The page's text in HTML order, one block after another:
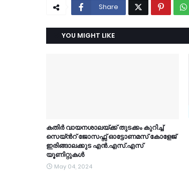
Share
YOU MIGHT LIKE
കതിർ വായനശാലയ്ക്ക് തുടക്കം കുറിച്ച്
സെയ്ൻറ് ജോസഫ്സ് ഓട്ടോണമസ് കോളേജ്
ഇരിങ്ങാലക്കുട എൻ.എസ്.എസ്
യൂണിറ്റുകൾ
May 04, 2024